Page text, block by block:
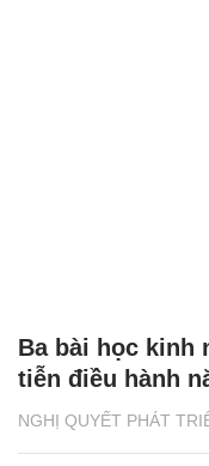
NGHỊ QUYẾT PHÁT
Ba bài học kinh
tiễn điều hành